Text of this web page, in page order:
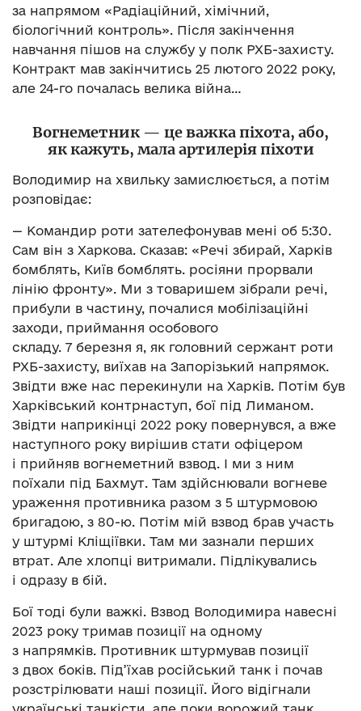
за напрямом «Радіаційний, хімічний,
біологічний контроль». Після закінчення
навчання пішов на службу у полк РХБ-захисту.
Контракт мав закінчитись 25 лютого 2022 року,
але 24-го почалась велика війна…
Вогнеметник — це важка піхота, або,
як кажуть, мала артилерія піхоти
Володимир на хвильку замислюється, а потім
розповідає:
— Командир роти зателефонував мені об 5:30.
Сам він з Харкова. Сказав: «Речі збирай, Харків
бомблять, Київ бомблять. росіяни прорвали
лінію фронту». Ми з товаришем зібрали речі,
прибули в частину, почалися мобілізаційні
заходи, приймання особового
складу. 7 березня я, як головний сержант роти
РХБ-захисту, виїхав на Запорізький напрямок.
Звідти вже нас перекинули на Харків. Потім був
Харківський контрнаступ, бої під Лиманом.
Звідти наприкінці 2022 року повернувся, а вже
наступного року вирішив стати офіцером
і прийняв вогнеметний взвод. І ми з ним
поїхали під Бахмут. Там здійснювали вогневе
ураження противника разом з 5 штурмовою
бригадою, з 80-ю. Потім мій взвод брав участь
у штурмі Кліщіївки. Там ми зазнали перших
втрат. Але хлопці витримали. Підлікувались
і одразу в бій.
Бої тоді були важкі. Взвод Володимира навесні
2023 року тримав позиції на одному
з напрямків. Противник штурмував позиції
з двох боків. Під’їхав російський танк і почав
розстрілювати наші позиції. Його відігнали